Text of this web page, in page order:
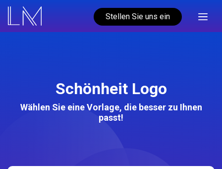
Stellen Sie uns ein
Schönheit Logo
Wählen Sie eine Vorlage, die besser zu Ihnen
passt!